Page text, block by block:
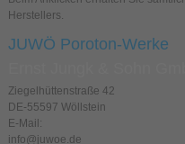
Herstellers.
JUWÖ Poroton-Werke
Ziegelhüttenstraße 42
DE-55597 Wöllstein
E-Mail:
info@juwoe.de